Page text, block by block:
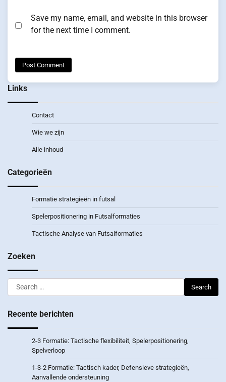
Save my name, email, and website in this browser
for the next time I comment.
Links
Contact
Wie we zijn
Alle inhoud
Categorieën
Formatie strategieën in futsal
Spelerpositionering in Futsalformaties
Tactische Analyse van Futsalformaties
Zoeken
Search
for:
Recente berichten
2-3 Formatie: Tactische flexibiliteit, Spelerpositionering,
Spelverloop
1-3-2 Formatie: Tactisch kader, Defensieve strategieën,
Aanvallende ondersteuning